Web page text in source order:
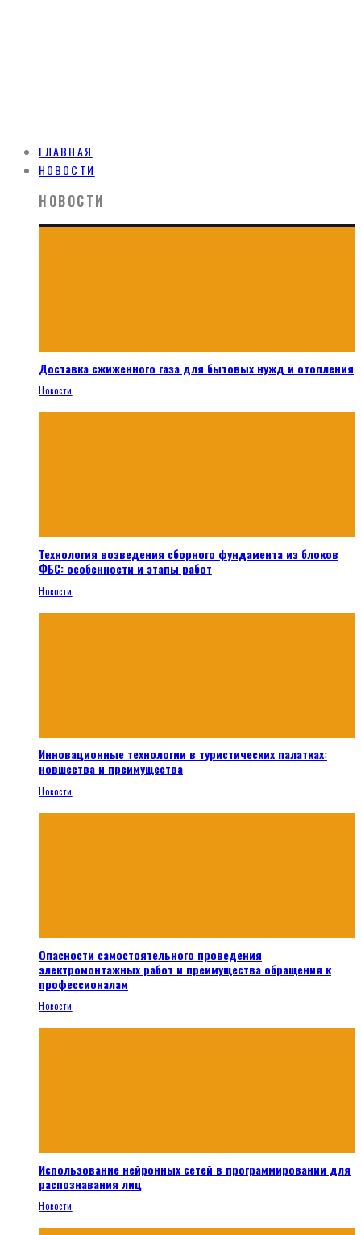
ГЛАВНАЯ
НОВОСТИ
НОВОСТИ
Доставка сжиженного газа для бытовых нужд и отопления
Новости
Технология возведения сборного фундамента из блоков
ФБС: особенности и этапы работ
Новости
Инновационные технологии в туристических палатках:
новшества и преимущества
Новости
Опасности самостоятельного проведения
электромонтажных работ и преимущества обращения к
профессионалам
Новости
Использование нейронных сетей в программировании для
распознавания лиц
Новости